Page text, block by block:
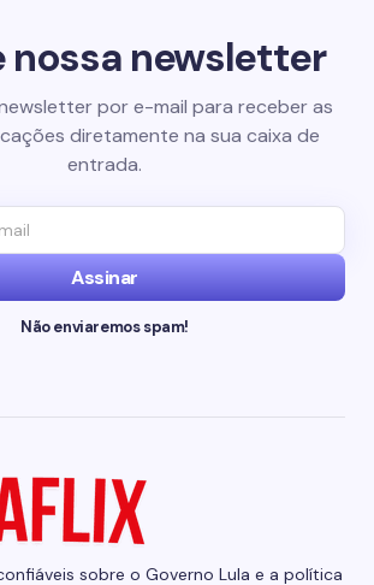
nossa newsletter
por e-mail para receber as
diretamente na sua caixa de
entrada.
Assinar
Não enviaremos spam!
sobre o Governo Lula e a política